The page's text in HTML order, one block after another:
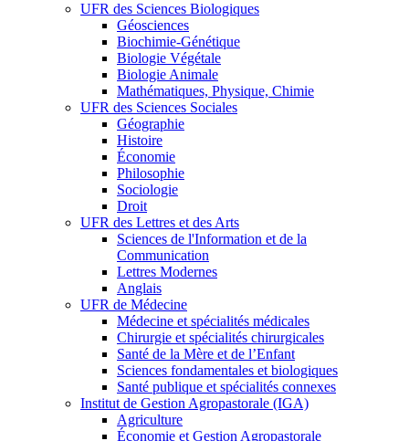
UFR des Sciences Biologiques
Géosciences
Biochimie-Génétique
Biologie Végétale
Biologie Animale
Mathématiques, Physique, Chimie
UFR des Sciences Sociales
Géographie
Histoire
Économie
Philosophie
Sociologie
Droit
UFR des Lettres et des Arts
Sciences de l'Information et de la
Communication
Lettres Modernes
Anglais
UFR de Médecine
Médecine et spécialités médicales
Chirurgie et spécialités chirurgicales
Santé de la Mère et de l’Enfant
Sciences fondamentales et biologiques
Santé publique et spécialités connexes
Institut de Gestion Agropastorale (IGA)
Agriculture
Économie et Gestion Agropastorale